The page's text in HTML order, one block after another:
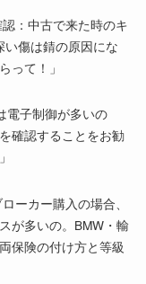
：中古で来た時のキ
傷は錆の原因にな
って！」
電子制御が多いの
確認することをお勧
ーカー購入の場合、
が多いの。BMW・輸
保険の付け方と等級